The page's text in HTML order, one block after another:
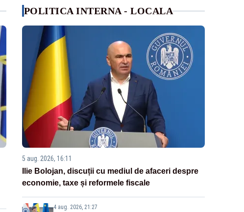
POLITICA INTERNA - LOCALA
5 aug. 2026, 16:11
Ilie Bolojan, discuții cu mediul de afaceri despre
economie, taxe și reformele fiscale
4 aug. 2026, 21:27